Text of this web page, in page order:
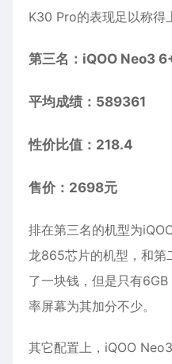
K30 Pro的表现足以称得
第三名：iQOO Neo3
平均成绩：589361
性价比值：218.4
售价：2698元
排在第三名的机型为
龙865芯片的机型，和
了一块钱，但是只有
率屏幕为其加分不少。
其它配置上，iQOO